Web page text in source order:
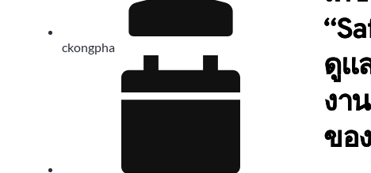
ckongpha
ดูแ
งา
ขอ